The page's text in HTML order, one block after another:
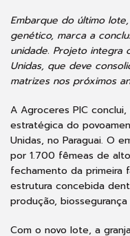
Embarque do último
genético, marca a
unidade. Projeto integra
Unidas, que deve
matrizes nos próximos
A Agroceres PIC
estratégica do
Unidas, no Paraguai. O
por 1.700 fêmeas de
fechamento da primeira
estrutura concebida
produção,
Com o novo lote, a